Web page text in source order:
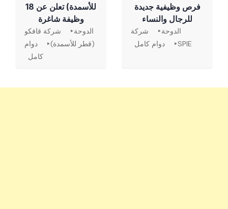
فرص وظيفية جديدة
للرجال والنساء
الدوحة
شركة
SPIE
دوام كامل
للأسمدة) تعلن عن 18
وظيفة شاغرة
الدوحة
شركة قافكو
(قطر للأسمدة)
دوام
كامل